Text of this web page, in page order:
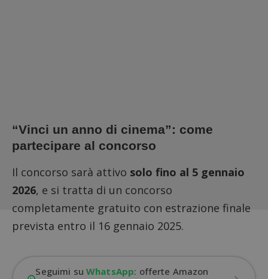
“Vinci un anno di cinema”: come
partecipare al concorso
Il concorso sarà attivo solo fino al 5 gennaio
2026, e si tratta di un concorso
completamente gratuito con estrazione finale
prevista entro il 16 gennaio 2025.
Seguimi suWhatsApp: offerte Amazon